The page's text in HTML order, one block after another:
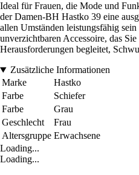
Ideal für Frauen, die Mode und
der Damen-BH Hastko 39 eine
allen Umständen leistungsfähig
unverzichtbaren Accessoire, das
Herausforderungen begleitet,
Zusätzliche Informationen
Marke
Hastko
Farbe
Schiefer
Farbe
Grau
Geschlecht
Frau
Altersgruppe Erwachsene
Loading...
Loading...